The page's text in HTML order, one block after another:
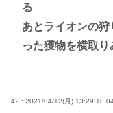
る
あとライオンの
った獲物を横取
42 : 2021/04/12(月)